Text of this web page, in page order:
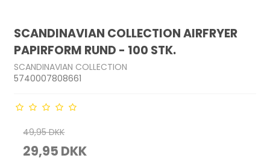
SCANDINAVIAN COLLECTION AIRFRYER
PAPIRFORM RUND - 100 STK.
SCANDINAVIAN COLLECTION
5740007808661
49,95 DKK
29,95 DKK